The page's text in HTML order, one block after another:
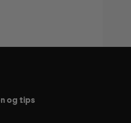
og tips